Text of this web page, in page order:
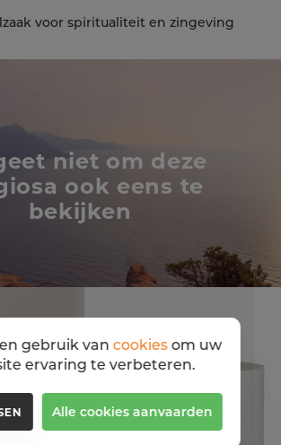
voor spiritualiteit en zingeving
niet om deze
ook eens te
bekijken
gebruik van cookiesom uw
ervaring te verbeteren.
Alle cookies aanvaarden